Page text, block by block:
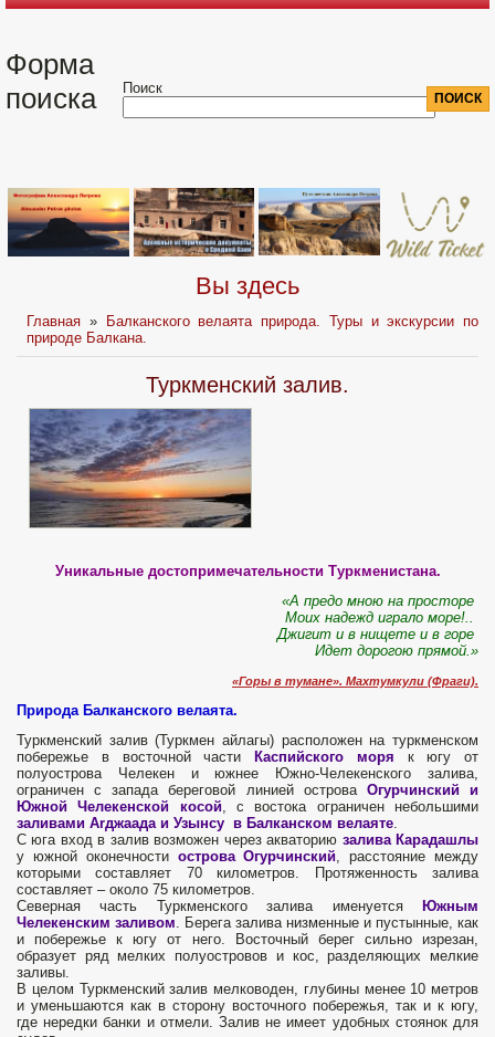
Форма
поиска
Поиск
Вы здесь
Главная »
Балканского велаята природа. Туры и экскурсии по
природе Балкана.
Туркменcкий залив.
Уникальные достопримечательности Туркменистана.
«А предо мною на просторе
Моих надежд играло море!..
Джигит и в нищете и в горе
Идет дорогою прямой.»
«Горы в тумане». Махтумкули (Фраги).
Природа Балканского велаята.
Туркменский залив (Туркмен айлагы) расположен на туркменском
побережье в восточной части
Каспийского моря к югу от
полуострова Челекен и южнее Южно-Челекенского залива,
ограничен с запада береговой линией острова Огурчинский и
Южной Челекенской косой, с востока ограничен небольшими
заливами Аrджаада и Узынсу в Балканском велаяте.
С юга вход в залив возможен через акваторию залива Карадашлы
у южной оконечности острова Огурчинский, расстояние между
которыми составляет 70 километров. Протяженность залива
составляет – около 75 километров.
Северная часть Туркменского залива именуется
Южным
Челекенским заливом. Берега залива низменные и пустынные, как
и побережье к югу от него. Восточный берег сильно изрезан,
образует ряд мелких полуостровов и кос, разделяющих мелкие
заливы.
В целом Туркменский залив мелководен, глубины менее 10 метров
и уменьшаются как в сторону восточного побережья, так и к югу,
где нередки банки и отмели. Залив не имеет удобных стоянок для